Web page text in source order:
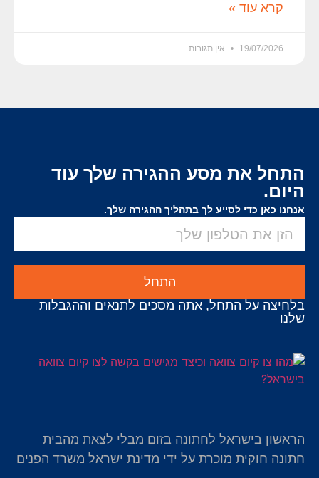
קרא עוד »
19/07/2026 אין תגובות
התחל את מסע ההגירה שלך עוד
היום.
אנחנו כאן כדי לסייע לך בתהליך ההגירה שלך.
התחל
בלחיצה על התחל, אתה מסכים לתנאים וההגבלות
שלנו
הראשון בישראל לחתונה בזום מבלי לצאת מהבית
חתונה חוקית מוכרת על ידי מדינת ישראל משרד הפנים